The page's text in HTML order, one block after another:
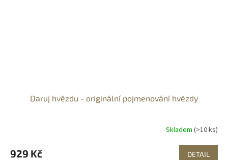
Daruj hvězdu - originální pojmenování hvězdy
Skladem (>10 ks)
929 Kč DETAIL